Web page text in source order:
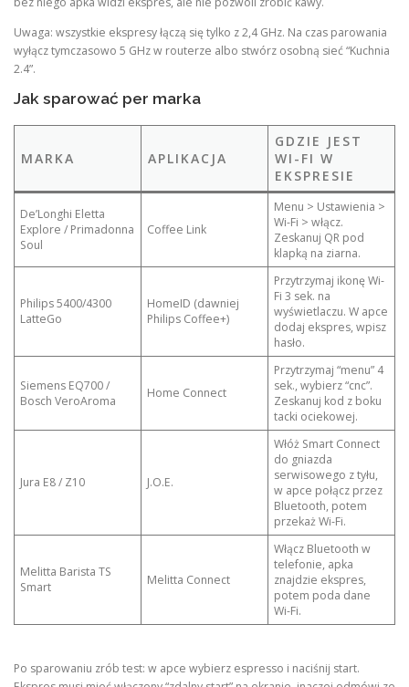
Uwaga: wszystkie ekspresy łączą się tylko z 2,4 GHz. Na czas parowania
wyłącz tymczasowo 5 GHz w routerze albo stwórz osobną sieć “Kuchnia
2.4”.
Jak sparować per marka
MARKA APLIKACJA
GDZIE JEST
WI-FI W
EKSPRESIE
De’Longhi Eletta
Explore / Primadonna
Soul
Coffee Link
Menu > Ustawienia >
Wi-Fi > włącz.
Zeskanuj QR pod
klapką na ziarna.
Philips 5400/4300
LatteGo
HomeID (dawniej
Philips Coffee+)
Przytrzymaj ikonę Wi-
Fi 3 sek. na
wyświetlaczu. W apce
dodaj ekspres, wpisz
hasło.
Siemens EQ700 /
Bosch VeroAroma
Home Connect
Przytrzymaj “menu” 4
sek., wybierz “cnc”.
Zeskanuj kod z boku
tacki ociekowej.
Jura E8 / Z10 J.O.E.
Włóż Smart Connect
do gniazda
serwisowego z tyłu,
w apce połącz przez
Bluetooth, potem
przekaż Wi-Fi.
Melitta Barista TS
Smart
Melitta Connect
Włącz Bluetooth w
telefonie, apka
znajdzie ekspres,
potem poda dane
Wi-Fi.
Po sparowaniu zrób test: w apce wybierz espresso i naciśnij start.